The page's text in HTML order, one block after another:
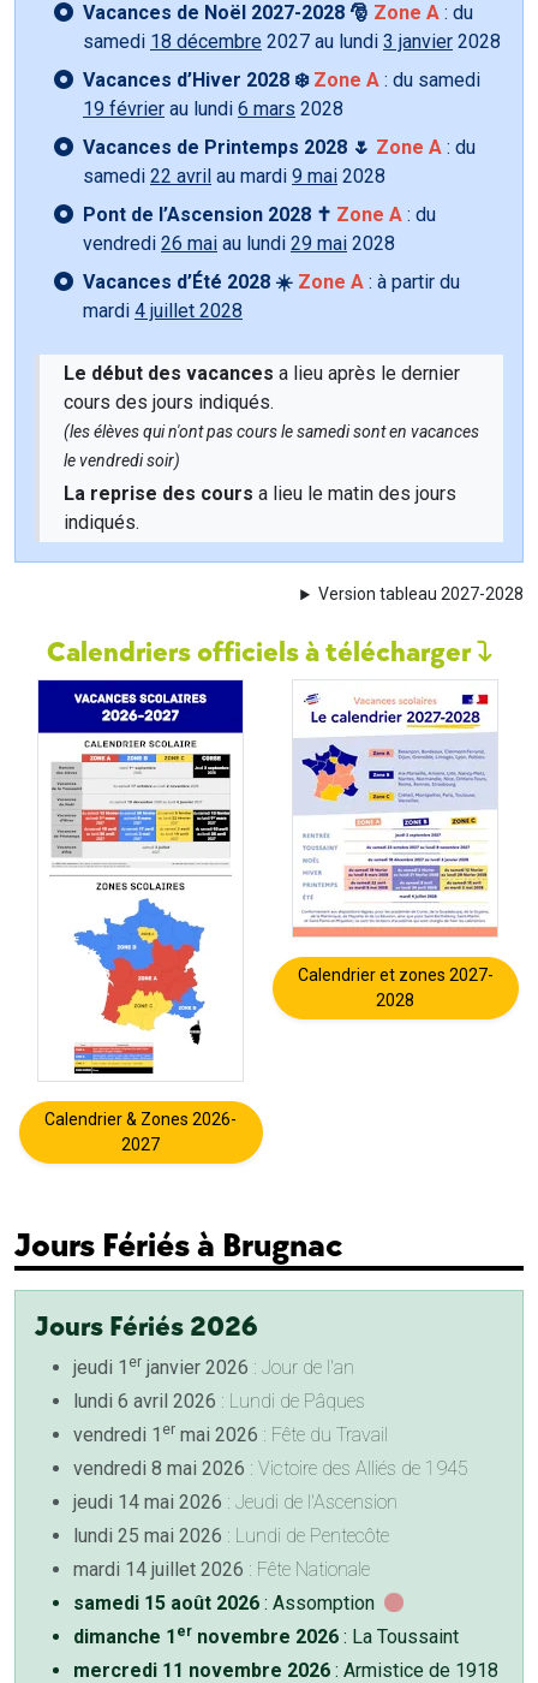
Vacances de Noël 2027-2028 🎅 Zone A : du
samedi 18 décembre 2027 au lundi 3 janvier 2028
Vacances d’Hiver 2028 ❄️ Zone A : du samedi
19 février au lundi 6 mars 2028
Vacances de Printemps 2028 🌷 Zone A : du
samedi 22 avril au mardi 9 mai 2028
Pont de l’Ascension 2028 ✝️ Zone A : du
vendredi 26 mai au lundi 29 mai 2028
Vacances d’Été 2028 ☀️ Zone A : à partir du
mardi 4 juillet 2028
Le début des vacances a lieu après le dernier
cours des jours indiqués.
(les élèves qui n'ont pas cours le samedi sont en vacances
le vendredi soir)
La reprise des cours a lieu le matin des jours
indiqués.
Version tableau 2027-2028
Calendriers officiels à télécharger
Calendrier & Zones 2026-
2027
Calendrier et zones 2027-
2028
Jours Fériés à Brugnac
Jours Fériés 2026
jeudi 1 er janvier 2026 : Jour de l'an
lundi 6 avril 2026 : Lundi de Pâques
vendredi 1 er mai 2026 : Fête du Travail
vendredi 8 mai 2026 : Victoire des Alliés de 1945
jeudi 14 mai 2026 : Jeudi de l'Ascension
lundi 25 mai 2026 : Lundi de Pentecôte
mardi 14 juillet 2026 : Fête Nationale
samedi 15 août 2026 : Assomption
dimanche 1 er novembre 2026 : La Toussaint
mercredi 11 novembre 2026 : Armistice de 1918